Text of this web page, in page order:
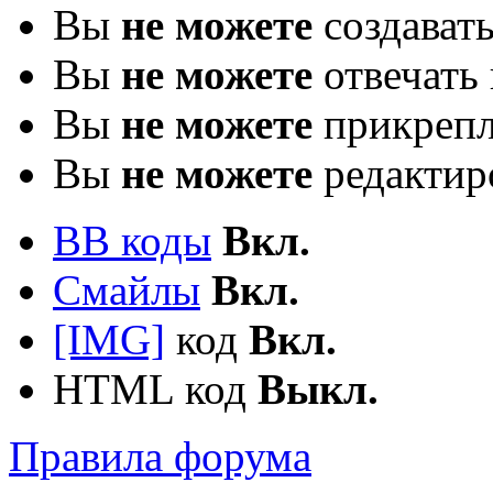
Вы не можете
Вы не можете
Вы не можете
Вы не можете
BB коды Вкл.
Смайлы Вкл.
[IMG] код Вкл.
HTML код Выкл.
Правила форума